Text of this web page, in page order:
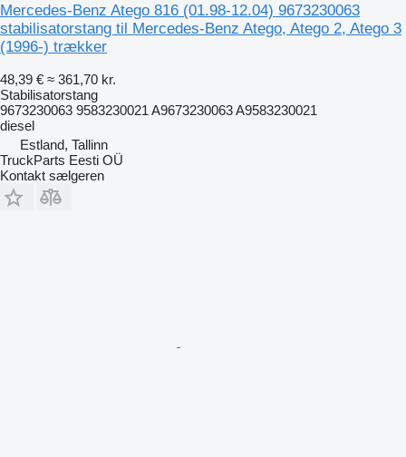
Mercedes-Benz Atego 816 (01.98-12.04) 9673230063
stabilisatorstang til Mercedes-Benz Atego, Atego 2, Atego 3
(1996-) trækker
48,39 € ≈ 361,70 kr.
Stabilisatorstang
9673230063 9583230021 A9673230063 A9583230021
diesel
Estland, Tallinn
TruckParts Eesti OÜ
Kontakt sælgeren